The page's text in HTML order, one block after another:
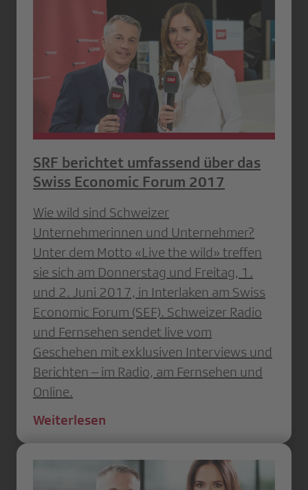
SRF berichtet umfassend über das
Swiss Economic Forum 2017
Wie wild sind Schweizer
Unternehmerinnen und Unternehmer?
Unter dem Motto «Live the wild» treffen
sie sich am Donnerstag und Freitag, 1.
und 2. Juni 2017, in Interlaken am Swiss
Economic Forum (SEF). Schweizer Radio
und Fernsehen sendet live vom
Geschehen mit exklusiven Interviews und
Berichten – im Radio, am Fernsehen und
Online.
Weiterlesen